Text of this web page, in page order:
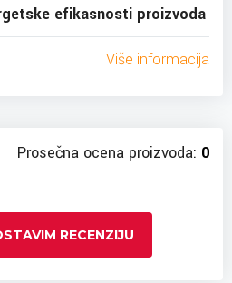
efikasnosti proizvoda
Više informacija
Prosečna ocena proizvoda: 0
RECENZIJU